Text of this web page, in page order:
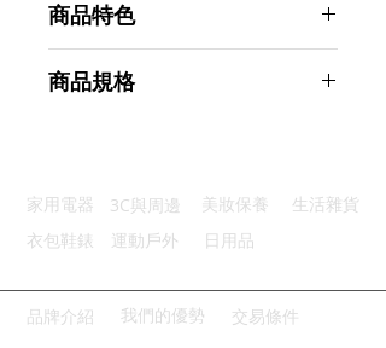
商品特色
彈性綁帶：鬆緊扣環設計即裝即用
商品規格
主要材質：記憶棉
商品尺寸：39*25*19cm
產地名稱：中國大陸
代理商：亞桓有限公司
家用電器 3C與周邊 美妝保養
生活雜貨
衣包鞋錶
運動戶外 日用品
品牌介紹 我們的優勢 交易條件